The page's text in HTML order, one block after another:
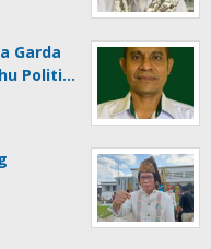
Garda
Politi…